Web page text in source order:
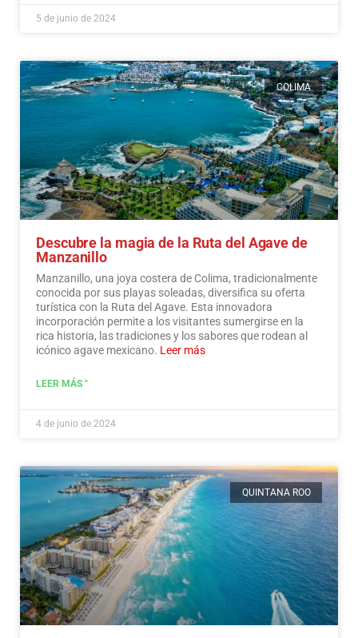
5 de junio de 2024
COLIMA
Descubre la magia de la Ruta del Agave de
Manzanillo
Manzanillo, una joya costera de Colima, tradicionalmente
conocida por sus playas soleadas, diversifica su oferta
turística con la Ruta del Agave. Esta innovadora
incorporación permite a los visitantes sumergirse en la
rica historia, las tradiciones y los sabores que rodean al
icónico agave mexicano. Leer más
LEER MÁS "
4 de junio de 2024
QUINTANA ROO